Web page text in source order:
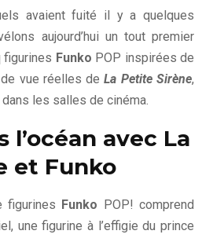
avaient fuité il y a quelques
aujourd’hui un tout premier
figurines Funko POP inspirées de
de vue réelles deLa Petite Sirène,
les salles de cinéma.
l’océan avec La
et Funko
figurines Funko POP! comprend
une figurine à l’effigie du prince